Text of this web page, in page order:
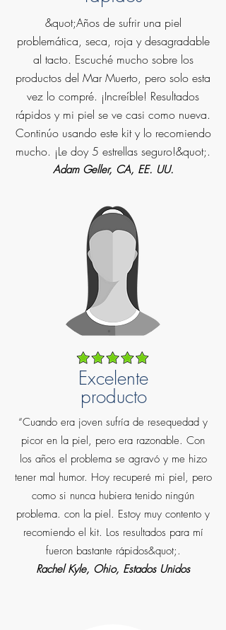
&quot;Años de sufrir una piel
problemática, seca, roja y desagradable
al tacto. Escuché mucho sobre los
productos del Mar Muerto, pero solo esta
vez lo compré. ¡Increíble! Resultados
rápidos y mi piel se ve casi como nueva.
Continúo usando este kit y lo recomiendo
mucho. ¡Le doy 5 estrellas seguro!&quot;.
Adam Geller, CA, EE. UU.
Excelente
producto
“Cuando era joven sufría de resequedad y
picor en la piel, pero era razonable. Con
los años el problema se agravó y me hizo
tener mal humor. Hoy recuperé mi piel, pero
como si nunca hubiera tenido ningún
problema. con la piel. Estoy muy contento y
recomiendo el kit. Los resultados para mí
fueron bastante rápidos&quot;.
Rachel Kyle, Ohio, Estados Unidos